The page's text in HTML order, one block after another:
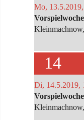
Mo,
14
Di, 14.5.2019,